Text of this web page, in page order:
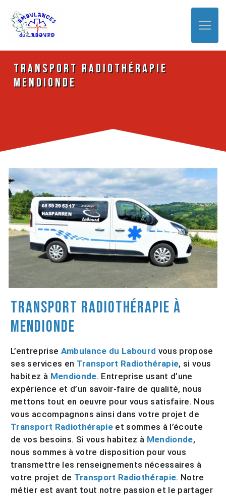
Transport Radiothérapie
Mendionde
Transport Radiothérapie à
Mendionde
L’entreprise Ambulance du Labourd vous propose
ses services en Transport Radiothérapie, si vous
habitez à Mendionde. Entreprise usant d’une
expérience et d’un savoir-faire de qualité, nous
mettons tout en oeuvre pour vous satisfaire. Nous
vous accompagnons ainsi dans votre projet de
Transport Radiothérapieet sommes à l’écoute
de vos besoins. Si vous habitez à Mendionde,
nous sommes à votre disposition pour vous
transmettre les renseignements nécessaires à
votre projet de Transport Radiothérapie. Notre
métier est avant tout notre passion et le partager